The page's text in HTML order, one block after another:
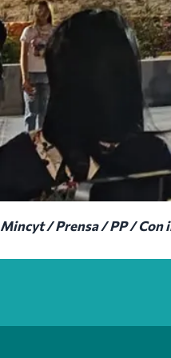
Mincyt / Prensa / PP / Con